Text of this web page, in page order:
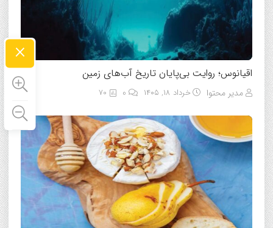
اقیانوس؛ روایت بی‌پایان تاریخ آب‌های زمین
مدیر محتوا خرداد ۱۸, ۱۴۰۵ 70
×